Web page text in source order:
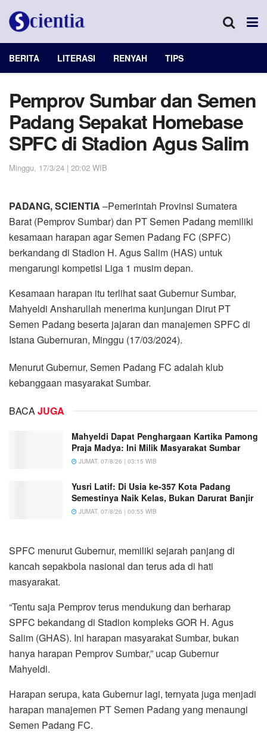
BERITA LITERASI RENYAH TIPS
Pemprov Sumbar dan Semen
Padang Sepakat Homebase
SPFC di Stadion Agus Salim
Minggu, 17/3/24 | 20:02 WIB
PADANG, SCIENTIA –Pemerintah Provinsi Sumatera
Barat (Pemprov Sumbar) dan PT Semen Padang memiliki
kesamaan harapan agar Semen Padang FC (SPFC)
berkandang di Stadion H. Agus Salim (HAS) untuk
mengarungi kompetisi Liga 1 musim depan.
Kesamaan harapan itu terlihat saat Gubernur Sumbar,
Mahyeldi Ansharullah menerima kunjungan Dirut PT
Semen Padang beserta jajaran dan manajemen SPFC di
Istana Gubernuran, Minggu (17/03/2024).
Menurut Gubernur, Semen Padang FC adalah klub
kebanggaan masyarakat Sumbar.
BACAJUGA
Mahyeldi Dapat Penghargaan Kartika Pamong
Praja Madya: Ini Milik Masyarakat Sumbar
JUMAT, 07/8/26 | 03:15 WIB
Yusri Latif: Di Usia ke-357 Kota Padang
Semestinya Naik Kelas, Bukan Darurat Banjir
JUMAT, 07/8/26 | 00:55 WIB
SPFC menurut Gubernur, memiliki sejarah panjang di
kancah sepakbola nasional dan terus ada di hati
masyarakat.
“Tentu saja Pemprov terus mendukung dan berharap
SPFC bekandang di Stadion kompleks GOR H. Agus
Salim (GHAS). Ini harapan masyarakat Sumbar, bukan
hanya harapan Pemprov Sumbar,” ucap Gubernur
Mahyeldi.
Harapan serupa, kata Gubernur lagi, ternyata juga menjadi
harapan manajemen PT Semen Padang yang menaungi
Semen Padang FC.